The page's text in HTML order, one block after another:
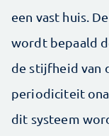
een vast huis.
wordt bepaald
de stijfheid van
periodiciteit
dit systeem